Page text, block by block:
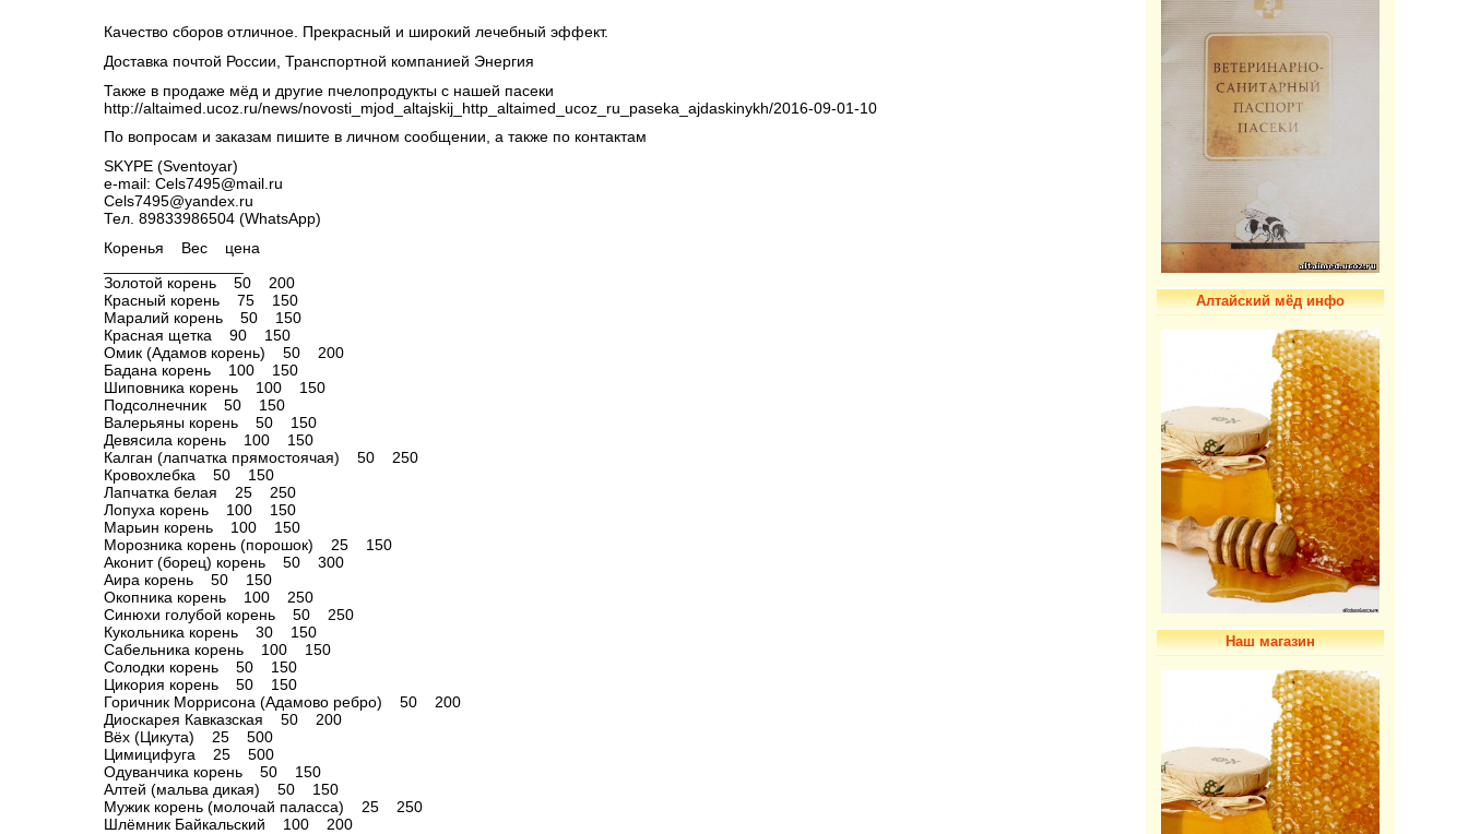
Качество сборов отличное. Прекрасный и широкий лечебный эффект.
Доставка почтой России, Транспортной компанией Энергия
Также в продаже мёд и другие пчелопродукты с нашей пасеки
http://altaimed.ucoz.ru/news/novosti_mjod_altajskij_http_altaimed_ucoz_ru_paseka_ajdaskinykh/2016-09-01-10
По вопросам и заказам пишите в личном сообщении, а также по контактам
SKYPE (Sventoyar)
e-mail: Cels7495@mail.ru
Cels7495@yandex.ru
Тел. 89833986504 (WhatsApp)
Коренья Вес цена
Золотой корень 50 200
Красный корень 75 150
Маралий корень 50 150
Красная щетка 90 150
Омик (Адамов корень) 50 200
Бадана корень 100 150
Шиповника корень 100 150
Подсолнечник 50 150
Валерьяны корень 50 150
Девясила корень 100 150
Калган (лапчатка прямостоячая) 50 250
Кровохлебка 50 150
Лапчатка белая 25 250
Лопуха корень 100 150
Марьин корень 100 150
Морозника корень (порошок) 25 150
Аконит (борец) корень 50 300
Аира корень 50 150
Окопника корень 100 250
Синюхи голубой корень 50 250
Кукольника корень 30 150
Сабельника корень 100 150
Солодки корень 50 150
Цикория корень 50 150
Горичник Моррисона (Адамово ребро) 50 200
Диоскарея Кавказская 50 200
Вёх (Цикута) 25 500
Цимицифуга 25 500
Одуванчика корень 50 150
Алтей (мальва дикая) 50 150
Мужик корень (молочай паласса) 25 250
Шлёмник Байкальский 100 200
Алтайский мёд инфо
Наш магазин